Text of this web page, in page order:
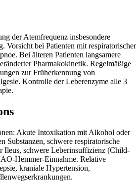
der Atemfrequenz insbesondere
Vorsicht bei Patienten mit respiratorischer
Bei älteren Patienten langsamere
Pharmakokinetik. Regelmäßige
zur Früherkennung von
Kontrolle der Leberenzyme alle 3
Akute Intoxikation mit Alkohol oder
Substanzen, schwere respiratorische
Ileus, schwere Leberinsuffizienz (Child-
Hemmer-Einnahme. Relative
kraniale Hypertension,